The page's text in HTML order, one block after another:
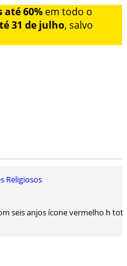
até 60% em todo o
31 de julho, salvo
Religiosos